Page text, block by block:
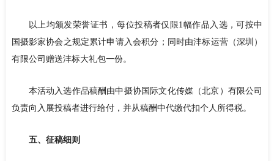
以上均颁发荣誉证书，每位投稿者仅限1幅作品入选，可按中
国摄影家协会之规定累计申请入会积分；同时由沣标运营（深圳）
有限公司赠送沣标大礼包一份。
本活动入选作品稿酬由中摄协国际文化传媒（北京）有限公司
负责向入展投稿者进行给付，并从稿酬中代缴代扣个人所得税。
五、征稿细则